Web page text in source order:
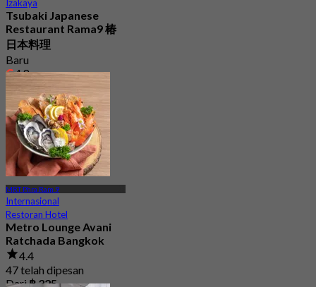
Izakaya
Tsubaki Japanese
Restaurant Rama9 椿
日本料理
Baru
4.8
Dari ฿ 616.66
MRT Phra Ram 9
Internasional
Restoran Hotel
Metro Lounge Avani
Ratchada Bangkok
4.4
47 telah dipesan
Dari฿ 325